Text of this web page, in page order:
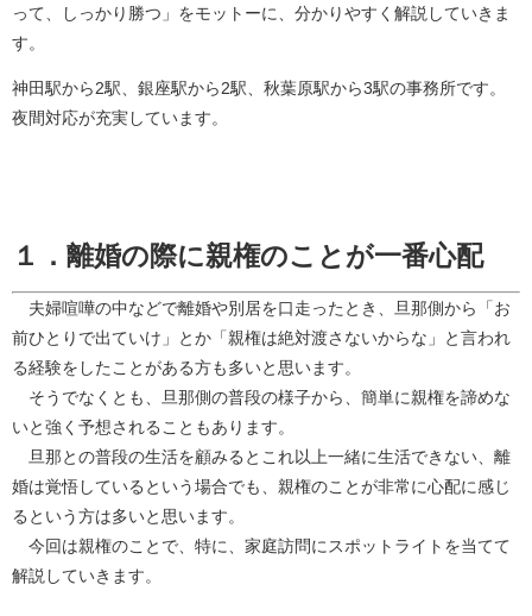
って、しっかり勝つ」をモットーに、分かりやすく解説していきま
す。
神田駅から2駅、銀座駅から2駅、秋葉原駅から3駅の事務所です。
夜間対応が充実しています。
１．離婚の際に親権のことが一番心配
夫婦喧嘩の中などで離婚や別居を口走ったとき、旦那側から「お
前ひとりで出ていけ」とか「親権は絶対渡さないからな」と言われ
る経験をしたことがある方も多いと思います。
そうでなくとも、旦那側の普段の様子から、簡単に親権を諦めな
いと強く予想されることもあります。
旦那との普段の生活を顧みるとこれ以上一緒に生活できない、離
婚は覚悟しているという場合でも、親権のことが非常に心配に感じ
るという方は多いと思います。
今回は親権のことで、特に、家庭訪問にスポットライトを当てて
解説していきます。